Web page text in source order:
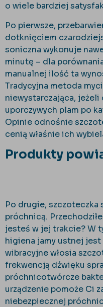
o wiele bardziej
Po pierwsze,
dotknięciem
soniczna wykonuje
minutę – dla
manualnej ilość ta
Tradycyjna metoda
niewystarczająca, jeżeli
uporczywych plam po
Opinie odnośnie
cenią właśnie ich
Produkty
Po drugie, szczoteczka
próchnicą.
jesteś w jej trakcie? W
higiena jamy ustnej jest
wibracyjne włosia
frekwencją dźwięku
próchnicotwórcze
urządzenie pomoże Ci
niebezpiecznej